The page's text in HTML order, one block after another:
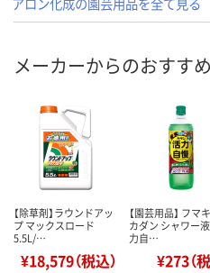
メーカーからのおすす
【除草剤】ラウンドアッ
プ マックスロード
5.5L/…
¥18,579（税込）
【園芸用品】 フマ
カダン シャワー
力自…
¥273（